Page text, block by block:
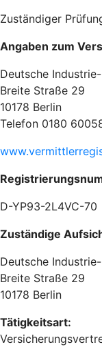
Zuständiger
Angaben zum
Deutsche
Breite Straße 29
10178 Berlin
Telefon 0180
D-YP93-2L4VC-70
Zuständige
Deutsche
Breite Straße 29
10178 Berlin
Tätigkeitsart: